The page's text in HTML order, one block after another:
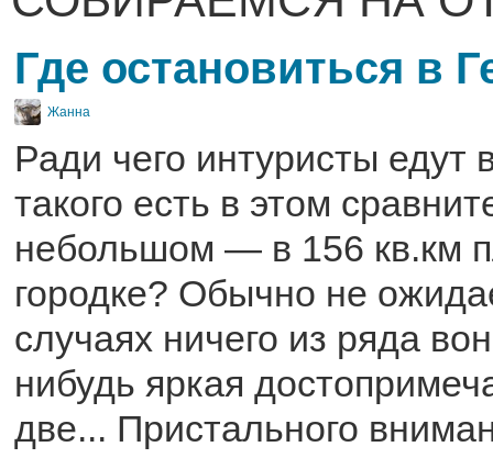
Где остановиться в
Жанна
Ради чего интуристы едут
такого есть в этом
небольшом — в 156 кв.км
городке? Обычно не
случаях ничего из ряда
нибудь яркая
две... Пристального